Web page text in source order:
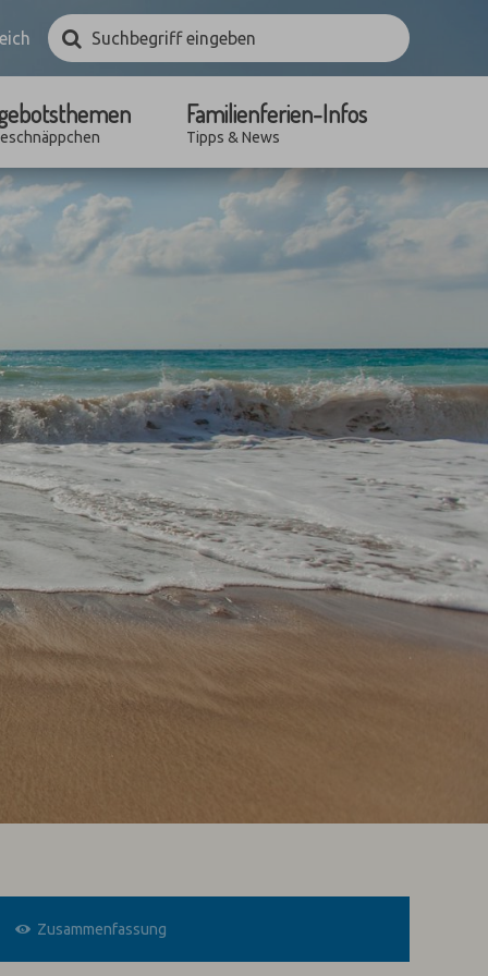
Suchbegriff
eingebenSuchen
Familienferien-Infos
Tipps & News
Zusammenfassung